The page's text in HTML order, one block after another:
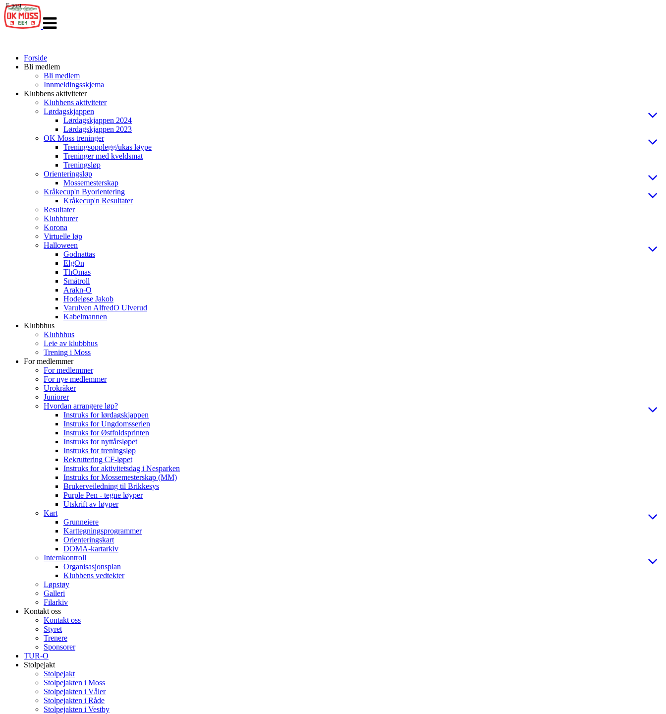
navigasjon
Forside
Bli medlem
Bli medlem
Innmeldingsskjema
Klubbens aktiviteter
Klubbens aktiviteter
Lørdagskjappen
Lørdagskjappen 2024
Lørdagskjappen 2023
OK Moss treninger
Treningsopplegg/ukas løype
Treninger med kveldsmat
Treningsløp
Orienteringsløp
Mossemesterskap
Kråkecup'n Byorientering
Kråkecup'n Resultater
Resultater
Klubbturer
Korona
Virtuelle løp
Halloween
Godnattas
ElgOn
ThOmas
Småtroll
Arakn-O
Hodeløse Jakob
Varulven AlfredO Ulverud
Kabelmannen
Klubbhus
Klubbhus
Leie av klubbhus
Trening i Moss
For medlemmer
For medlemmer
For nye medlemmer
Urokråker
Juniorer
Hvordan arrangere løp?
Instruks for lørdagskjappen
Instruks for Ungdomsserien
Instruks for Østfoldsprinten
Instruks for nyttårsløpet
Instruks for treningsløp
Rekruttering CF-løpet
Instruks for aktivitetsdag i Nesparken
Instruks for Mossemesterskap (MM)
Brukerveiledning til Brikkesys
Purple Pen - tegne løyper
Utskrift av løyper
Kart
Grunneiere
Karttegningsprogrammer
Orienteringskart
DOMA-kartarkiv
Internkontroll
Organisasjonsplan
Klubbens vedtekter
Løpstøy
Galleri
Filarkiv
Kontakt oss
Kontakt oss
Styret
Trenere
Sponsorer
TUR-O
Stolpejakt
Stolpejakt
Stolpejakten i Moss
Stolpejakten i Våler
Stolpejakten i Råde
Stolpejakten i Vestby
E-post